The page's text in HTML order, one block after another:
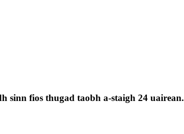
sinn fios thugad taobh a-staigh 24 uairean.